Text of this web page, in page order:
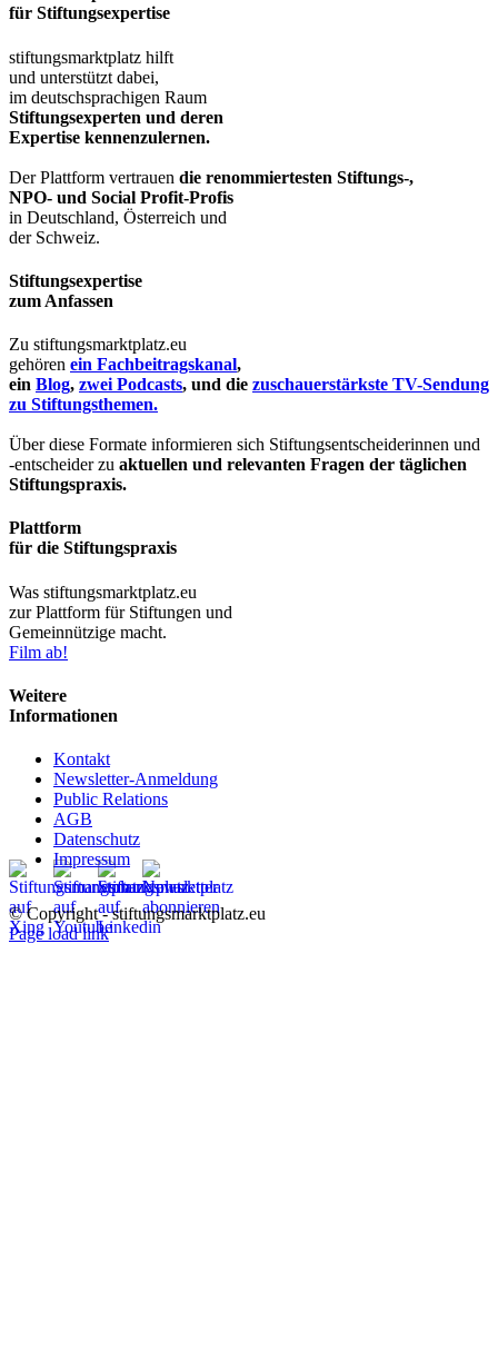
für Stiftungsexpertise
stiftungsmarktplatz hilft
und unterstützt dabei,
im deutschsprachigen Raum
Stiftungsexperten und deren
Expertise kennenzulernen.
Der Plattform vertrauen die renommiertesten Stiftungs-,
NPO- und Social Profit-Profis
in Deutschland, Österreich und
der Schweiz.
Stiftungsexpertise
zum Anfassen
Zu stiftungsmarktplatz.eu
gehören ein Fachbeitragskanal,
ein Blog, zwei Podcasts, und die zuschauerstärkste TV-Sendung
zu Stiftungsthemen.
Über diese Formate informieren sich Stiftungsentscheiderinnen und
-entscheider zu aktuellen und relevanten Fragen der täglichen
Stiftungspraxis.
Plattform
für die Stiftungspraxis
Was stiftungsmarktplatz.eu
zur Plattform für Stiftungen und
Gemeinnützige macht.
Film ab!
Weitere
Informationen
Kontakt
Newsletter-Anmeldung
Public Relations
AGB
Datenschutz
Impressum
© Copyright - stiftungsmarktplatz.eu
Page load link